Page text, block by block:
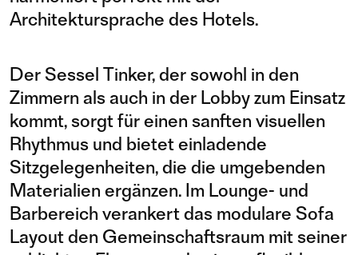
Architektursprache des Hotels.
Der Sessel Tinker, der sowohl in den
Zimmern als auch in der Lobby zum Einsatz
kommt, sorgt für einen sanften visuellen
Rhythmus und bietet einladende
Sitzgelegenheiten, die die umgebenden
Materialien ergänzen. Im Lounge- und
Barbereich verankert das modulare Sofa
Layout den Gemeinschaftsraum mit seiner